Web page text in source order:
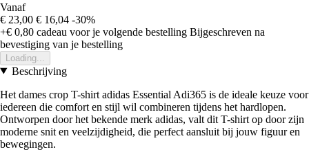
Vanaf
€ 23,00 € 16,04 -30%
+€ 0,80 cadeau voor je volgende bestelling Bijgeschreven na
bevestiging van je bestelling
Loading...
Beschrijving
Het dames crop T-shirt adidas Essential Adi365 is de ideale keuze voor
iedereen die comfort en stijl wil combineren tijdens het hardlopen.
Ontworpen door het bekende merk adidas, valt dit T-shirt op door zijn
moderne snit en veelzijdigheid, die perfect aansluit bij jouw figuur en
bewegingen.